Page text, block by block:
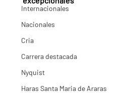
Internacionales
Nacionales
Cria
Carrera destacada
Nyquist
Haras Santa Maria de Araras